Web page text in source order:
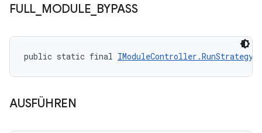
FULL MODULE BYPASS
public static final IModuleController.RunStrategy
AUSFÜHREN